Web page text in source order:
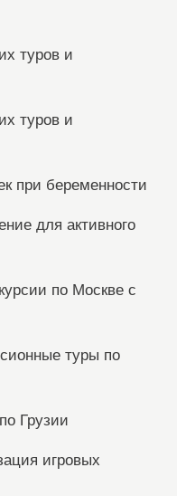
туров и
туров и
при беременности
для активного
по Москве с
туры по
Грузии
игровых